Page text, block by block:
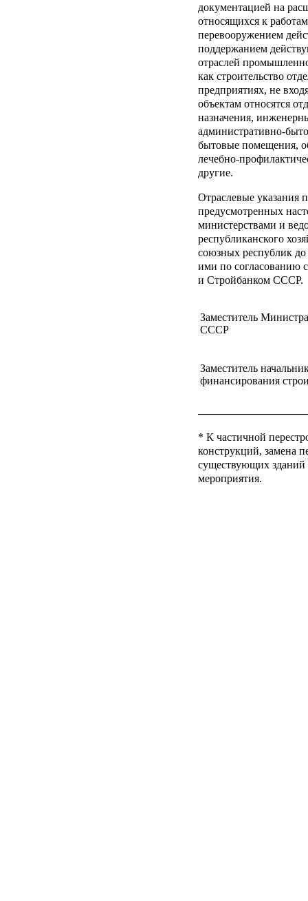
документацией на
относящихся к
перевооружением
поддержанием
отраслей
как строительство
предприятиях, не
объектам относятся
назначения,
административно-
бытовые помещения,
лечебно-
другие.
Отраслевые указания
предусмотренных
министерствами и
республиканского
союзных республик до
ими по согласованию
и Стройбанком СССР.
Заместитель
СССР
Заместитель
финансирования
* К частичной
конструкций, замена
существующих
мероприятия.